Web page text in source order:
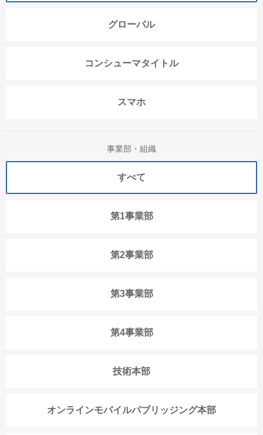
グローバル
コンシューマタイトル
スマホ
事業部・組織
すべて
第1事業部
第2事業部
第3事業部
第4事業部
技術本部
オンラインモバイルパブリッジング本部